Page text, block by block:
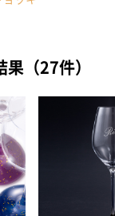
（27件）